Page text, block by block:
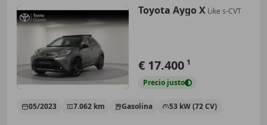
Toyota Aygo X Like s-CVT
€ 17.400 1
Precio justo
05/2023 7.062 km Gasolina 53 kW (72 CV)